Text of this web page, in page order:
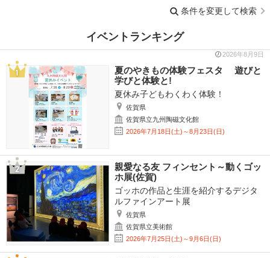
条件を変更して検索
イベントランキング
2026年8月9日
夏のやきもの体験フェスタ 遊びと
学びと体験と!
夏休み子どもわくわく体験！
佐賀県
佐賀県立九州陶磁文化館
2026年7月18日(土)～8月23日(日)
親愛なる友 フィンセント～動くゴッ
ホ展(佐賀)
ゴッホの作品と生涯を紹介するデジタ
ルファインアート展
佐賀県
佐賀県立美術館
2026年7月25日(土)～9月6日(日)